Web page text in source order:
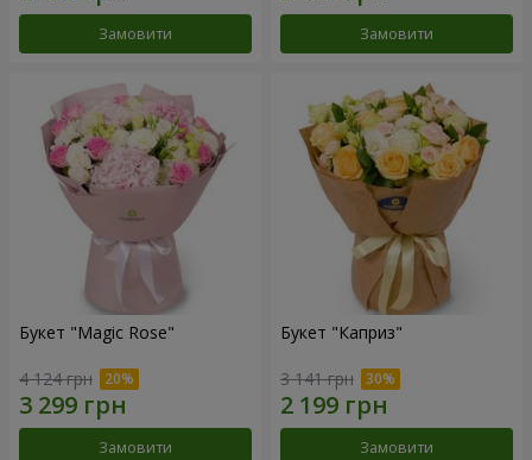
Замовити Замовити
Букет "Magic Rose"
4 124 грн
Замовити
Букет "Каприз"
3 141 грн
Замовити